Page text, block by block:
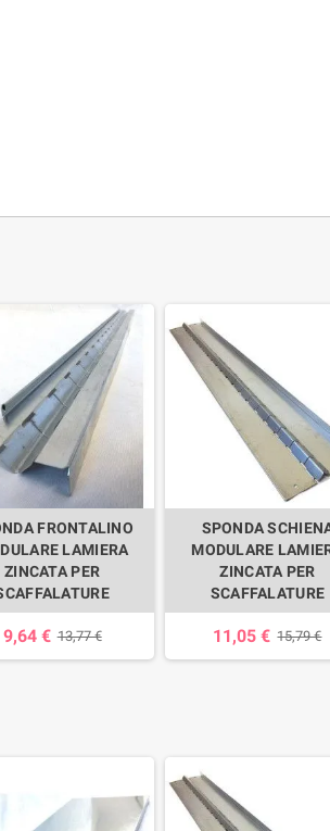
FRONTALINO
LAMIERA
ZINCATA PER
9,64 € 13,77 €
SPONDA
MODULARE
ZINCATA PER
SCAFFALATURE
11,05 € 15,79 €